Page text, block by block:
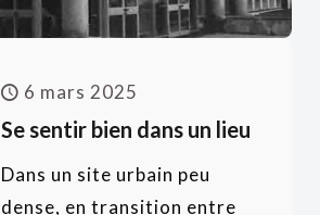
6 mars 2025
Se sentir bien dans un lieu
Dans un site urbain peu
dense, en transition entre